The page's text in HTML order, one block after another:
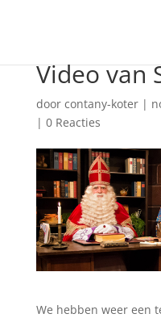
Video van
door contany-koter|
| 0 Reacties
We hebben weer een